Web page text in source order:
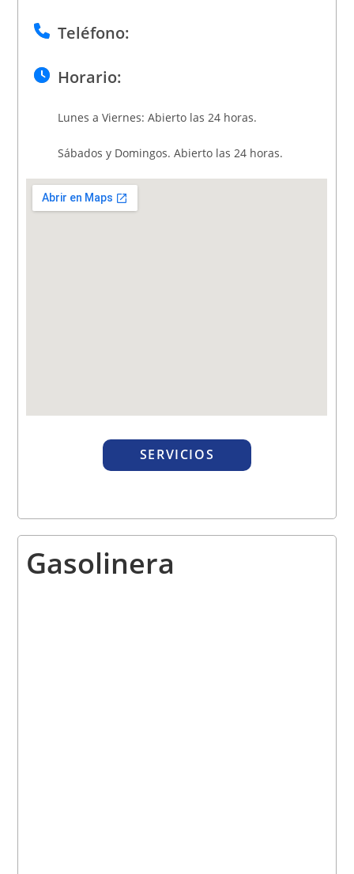
Teléfono:
Horario:
Lunes a Viernes: Abierto las 24 horas.
Sábados y Domingos. Abierto las 24 horas.
SERVICIOS
Gasolinera